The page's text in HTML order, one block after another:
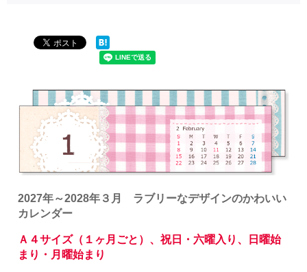
2027年～2028年３月 ラブリーなデザインのかわいい
カレンダー
Ａ４サイズ（１ヶ月ごと）、祝日・六曜入り、日曜始
まり・月曜始まり